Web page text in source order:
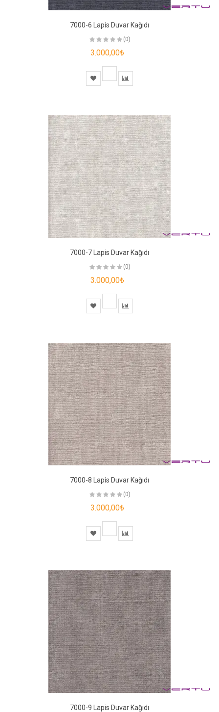
7000-6 Lapis Duvar Kağıdı
(0)
3.000,00₺
7000-7 Lapis Duvar Kağıdı
(0)
3.000,00₺
7000-8 Lapis Duvar Kağıdı
(0)
3.000,00₺
7000-9 Lapis Duvar Kağıdı